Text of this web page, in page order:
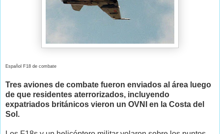
Español F18 de combate
Tres aviones de combate fueron enviados al área luego
de que residentes aterrorizados, incluyendo
expatriados británicos vieron un OVNI en la Costa del
Sol .